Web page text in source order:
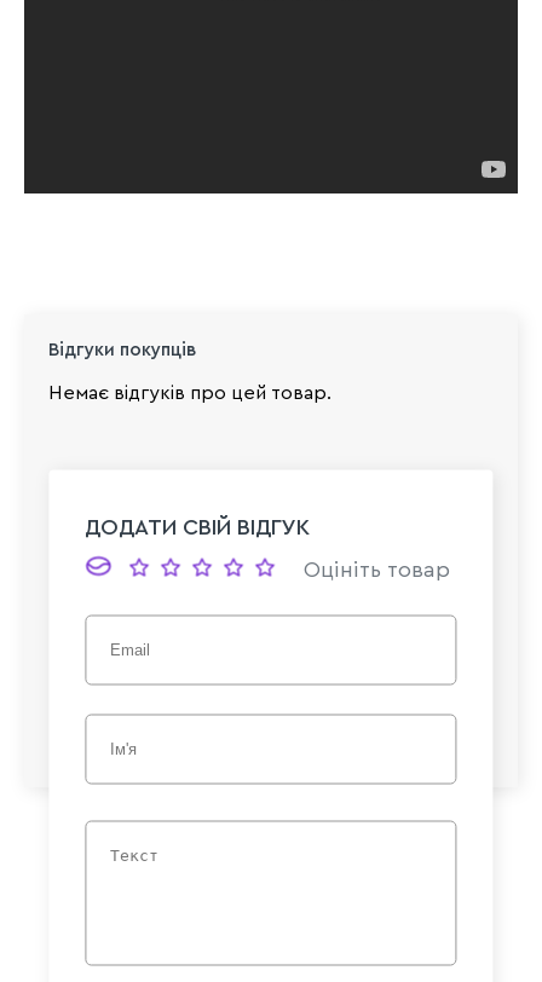
Відгуки покупців
Немає відгуків про цей товар.
ДОДАТИ СВІЙ ВІДГУК
Оцініть товар